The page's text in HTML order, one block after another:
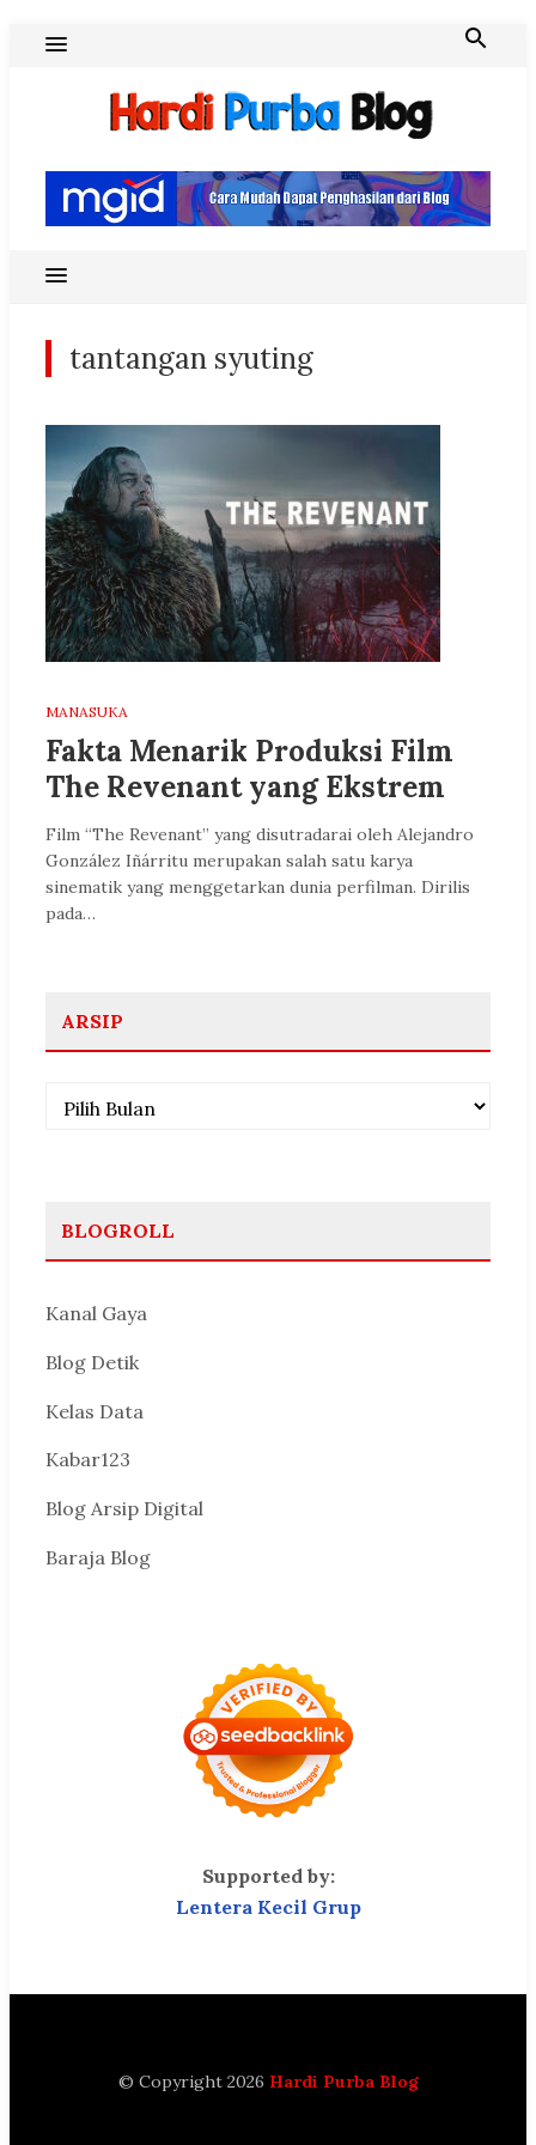
tantangan syuting
MANASUKA
Fakta Menarik Produksi Film
The Revenant yang Ekstrem
Film “The Revenant” yang disutradarai oleh Alejandro
González Iñárritu merupakan salah satu karya
sinematik yang menggetarkan dunia perfilman. Dirilis
pada…
ARSIP
Arsip
BLOGROLL
Kanal Gaya
Blog Detik
Kelas Data
Kabar123
Blog Arsip Digital
Baraja Blog
Supported by:
Lentera Kecil Grup
© Copyright 2026 Hardi Purba Blog